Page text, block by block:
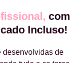
com
Incluso!
desenvolvidas de